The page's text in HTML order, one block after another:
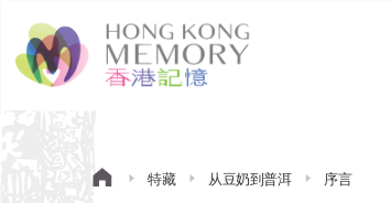
特藏 从豆奶到普洱 序言